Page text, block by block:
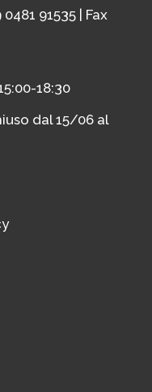
0481 91535| Fax
18:30
dal 15/06 al